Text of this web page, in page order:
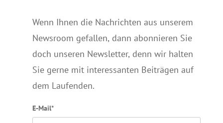
Wenn Ihnen die Nachrichten aus unserem
Newsroom gefallen, dann abonnieren Sie
doch unseren Newsletter, denn wir halten
Sie gerne mit interessanten Beiträgen auf
dem Laufenden.
E-Mail*